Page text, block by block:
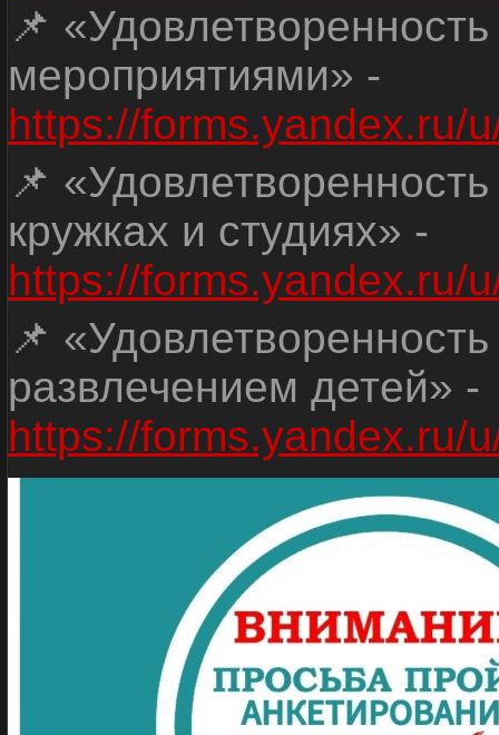
📌
мероприятиями» -
https://forms.yandex.ru/
📌
кружках и студиях» -
https://forms.yandex.ru/
📌
развлечением детей» -
https://forms.yandex.ru/